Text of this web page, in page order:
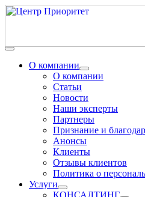
О компании
О компании
Статьи
Новости
Наши эксперты
Партнеры
Признание и
Анонсы
Клиенты
Отзывы клиентов
Политика о
Услуги
КОНСАЛТИНГ